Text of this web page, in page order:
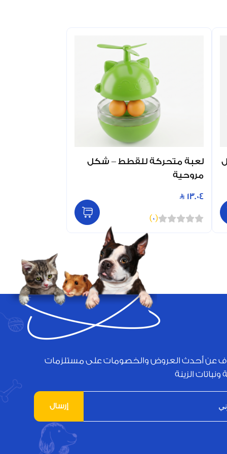
لعبة متحركة للقطط – شكل
مروحية
13.04
(
0
)
عن أحدث العروض والخصومات على مستلزمات
ونباتات الزينة
إرسال